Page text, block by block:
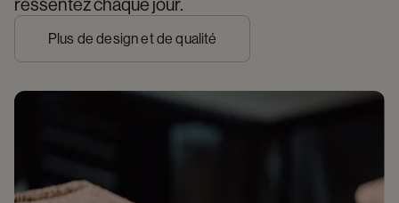
ressentez chaque jour.
Plus de design et de qualité